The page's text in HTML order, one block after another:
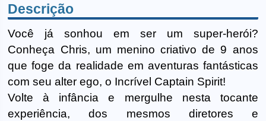
Descrição
Você já sonhou em ser um super-herói?
Conheça Chris, um menino criativo de 9 anos
que foge da realidade em aventuras fantásticas
com seu alter ego, o Incrível Captain Spirit!
Volte à infância e mergulhe nesta tocante
experiência, dos mesmos diretores e